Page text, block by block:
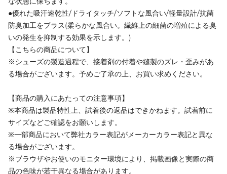
●優れた吸汗速乾性/ドライタッチ/ソフトな風合い/軽量設計/抗菌
防臭加工をプラス(柔らかな風合い。繊維上の細菌の増殖による臭
いの発生を抑制する効果を示します。)
【こちらの商品について】
※シューズの製造過程で、接着剤の付着や縫製のズレ・歪みがあ
る場合がございます。予めご了承の上、お買い求めください。
【商品の購入にあたっての注意事項】
※本商品は製品特性上、試着後の返品はできかねます。試着前に
サイズなどご確認をお願いします。
※一部商品において弊社カラー表記がメーカーカラー表記と異な
る場合がございます。
※ブラウザやお使いのモニター環境により、掲載画像と実際の商
品の色味が若干異なる場合があります。